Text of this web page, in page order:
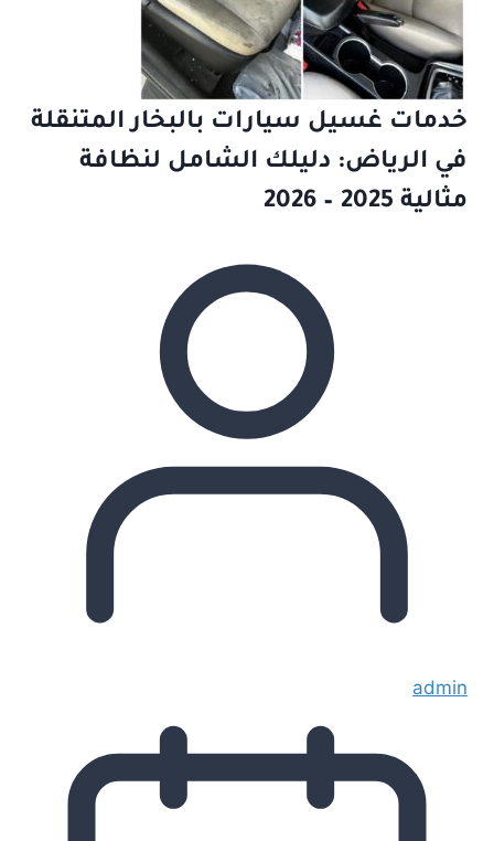
خدمات غسيل سيارات بالبخار المتنقلة
في الرياض: دليلك الشامل لنظافة
مثالية 2025 – 2026
admin